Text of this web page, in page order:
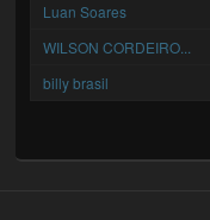
Luan Soares
WILSON CORDEIRO...
billy brasil